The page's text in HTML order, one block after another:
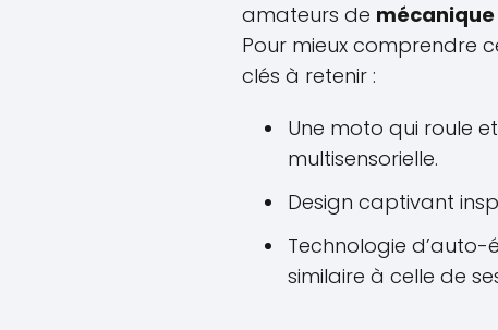
amateurs de mécanique
Pour mieux comprendre
clés à retenir :
Une moto qui roule
multisensorielle.
Design captivant
Technologie
similaire à celle de